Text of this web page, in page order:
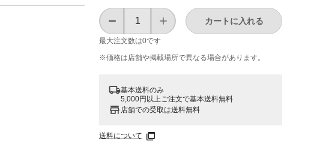
最大注文数は0です
カートに入れる
※価格は​店舗や​掲載場所で​異なる​場合が​あります。
基本送料のみ
5,000円以上ご注文で基本送料無料
店舗での受取は送料無料
送料について